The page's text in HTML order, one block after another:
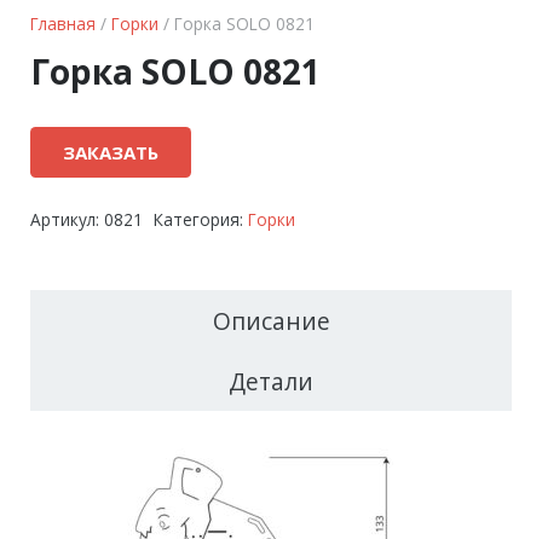
Главная / Горки / Горка SOLO 0821
Горка SOLO 0821
ЗАКАЗАТЬ
Артикул: 0821 Категория: Горки
Описание
Детали